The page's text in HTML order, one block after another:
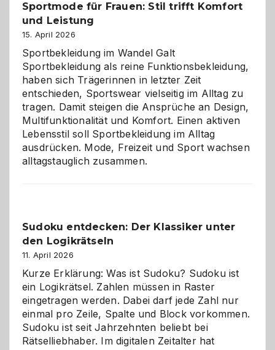
gegen
Chaos
Sportmode für Frauen: Stil trifft Komfort
und Leistung
15. April 2026
Sportbekleidung im Wandel Galt
Sportbekleidung als reine Funktionsbekleidung,
haben sich Trägerinnen in letzter Zeit
entschieden, Sportswear vielseitig im Alltag zu
tragen. Damit steigen die Ansprüche an Design,
Multifunktionalität und Komfort. Einen aktiven
Lebensstil soll Sportbekleidung im Alltag
ausdrücken. Mode, Freizeit und Sport wachsen
alltagstauglich zusammen.
Sudoku entdecken: Der Klassiker unter
den Logikrätseln
11. April 2026
Kurze Erklärung: Was ist Sudoku? Sudoku ist
ein Logikrätsel. Zahlen müssen in Raster
eingetragen werden. Dabei darf jede Zahl nur
einmal pro Zeile, Spalte und Block vorkommen.
Sudoku ist seit Jahrzehnten beliebt bei
Rätselliebhaber. Im digitalen Zeitalter hat